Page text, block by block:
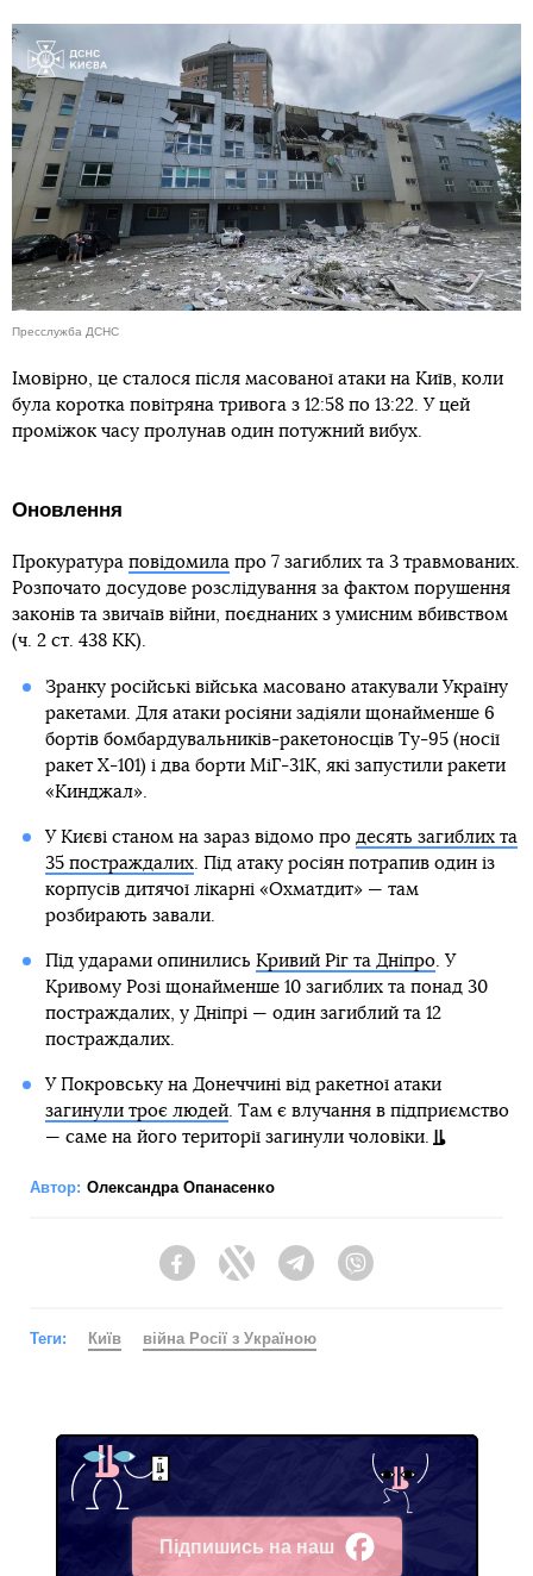
Пресслужба ДСНС
Імовірно, це сталося після масованої атаки на Київ, коли
була коротка повітряна тривога з 12:58 по 13:22. У цей
проміжок часу пролунав один потужний вибух.
Оновлення
Прокуратура повідомила про 7 загиблих та 3 травмованих.
Розпочато досудове розслідування за фактом порушення
законів та звичаїв війни, поєднаних з умисним вбивством
(ч. 2 ст. 438 КК).
Зранку російські війська масовано атакували Україну
ракетами. Для атаки росіяни задіяли щонайменше 6
бортів бомбардувальників-ракетоносців Ту-95 (носії
ракет Х-101) і два борти МіГ-31К, які запустили ракети
«Кинджал».
У Києві станом на зараз відомо про десять загиблих та
35 постраждалих. Під атаку росіян потрапив один із
корпусів дитячої лікарні «Охматдит» — там
розбирають завали.
Під ударами опинились Кривий Ріг та Дніпро. У
Кривому Розі щонайменше 10 загиблих та понад 30
постраждалих, у Дніпрі — один загиблий та 12
постраждалих.
У Покровську на Донеччині від ракетної атаки
загинули троє людей. Там є влучання в підприємство
— саме на його території загинули чоловіки.
Автор: Олександра Опанасенко
FacebookTwitter Telegram
Теги: Київ війна Росії з Україною
Підпишись на наш
Facebook